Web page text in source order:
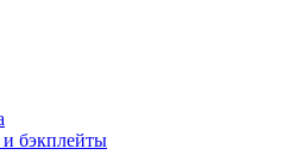
бэкплейты